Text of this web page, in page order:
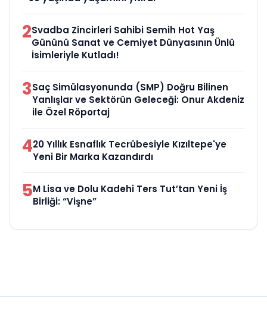
2Svadba Zincirleri Sahibi Semih Hot Yaş
Gününü Sanat ve Cemiyet Dünyasının Ünlü
İsimleriyle Kutladı!
3Saç Simülasyonunda (SMP) Doğru Bilinen
Yanlışlar ve Sektörün Geleceği: Onur Akdeniz
ile Özel Röportaj
420 Yıllık Esnaflık Tecrübesiyle Kızıltepe'ye
Yeni Bir Marka Kazandırdı
5M Lisa ve Dolu Kadehi Ters Tut’tan Yeni İş
Birliği: “Vişne”